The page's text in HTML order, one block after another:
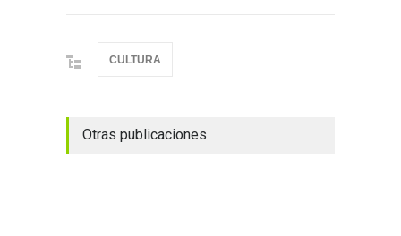
CULTURA
Otras publicaciones